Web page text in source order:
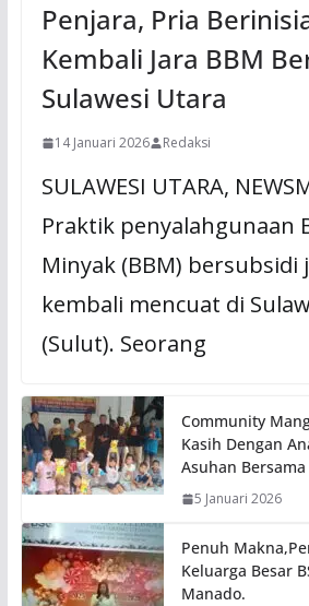
Penjara, Pria
Kembali Jara BBM
Sulawesi Utara
14 Januari 2026 Redaksi
SULAWESI UTARA,
Praktik penyalahgunaan
Minyak (BBM) bersubsidi
kembali mencuat di
(Sulut). Seorang
Community
Kasih Dengan
Asuhan
5 Januari 2026
Penuh
Keluarga Besar
Manado.